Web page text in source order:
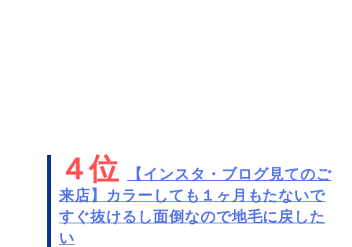
４位
【インスタ・ブログ見てのご
来店】カラーしても１ヶ月もたないで
すぐ抜けるし面倒なので地毛に戻した
い